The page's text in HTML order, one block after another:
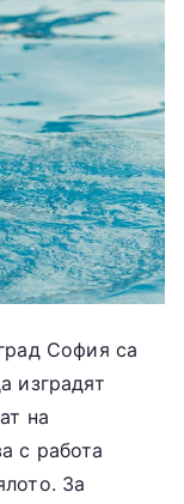
София са
изградят
на
с работа
За